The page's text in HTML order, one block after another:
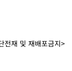
전재 및 재배포금지>